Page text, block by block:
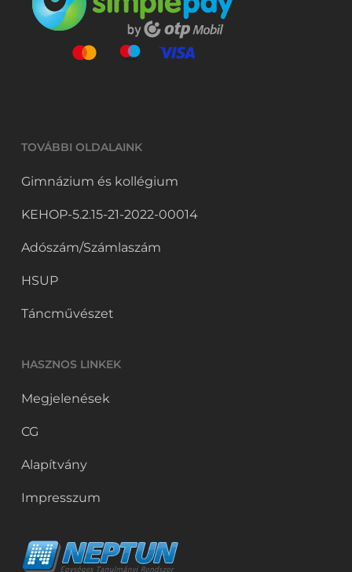
TOVÁBBI OLDALAINK
Gimnázium és kollégium
KEHOP-5.2.15-21-2022-00014
Adószám/Számlaszám
HSUP
Táncművészet
HASZNOS LINKEK
Megjelenések
CG
Alapítvány
Impresszum